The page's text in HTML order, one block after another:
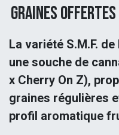
graines offertes
La variété S.M.F.
une souche de
x Cherry On Z),
graines régulières
profil aromatique